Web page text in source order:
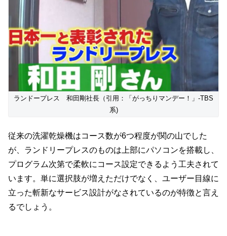
ランドープレス 和田剛社長（引用：「がっちりマンデー！」-TBS
系)
従来の洗濯乾燥機はコース数が6つ程度が関の山でした
が、ランドリープレスのものは上部にパソコンを搭載し、
プログラム次第で柔軟にコース設定できるよう工夫されて
います。単に選択肢が増えただけでなく、ユーザー目線に
立った斬新なサービス設計がなされているのが特徴と言え
るでしょう。